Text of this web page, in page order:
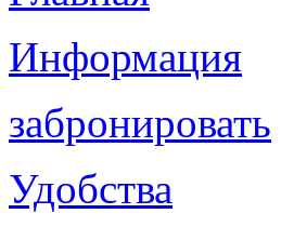
Информация
забронировать
Удобства